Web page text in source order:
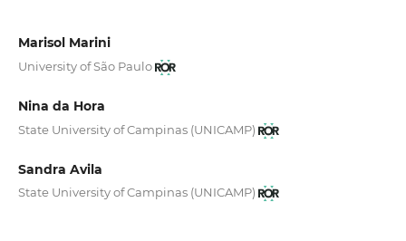
Marisol Marini
University of São Paulo
Nina da Hora
State University of Campinas (UNICAMP)
Sandra Avila
State University of Campinas (UNICAMP)